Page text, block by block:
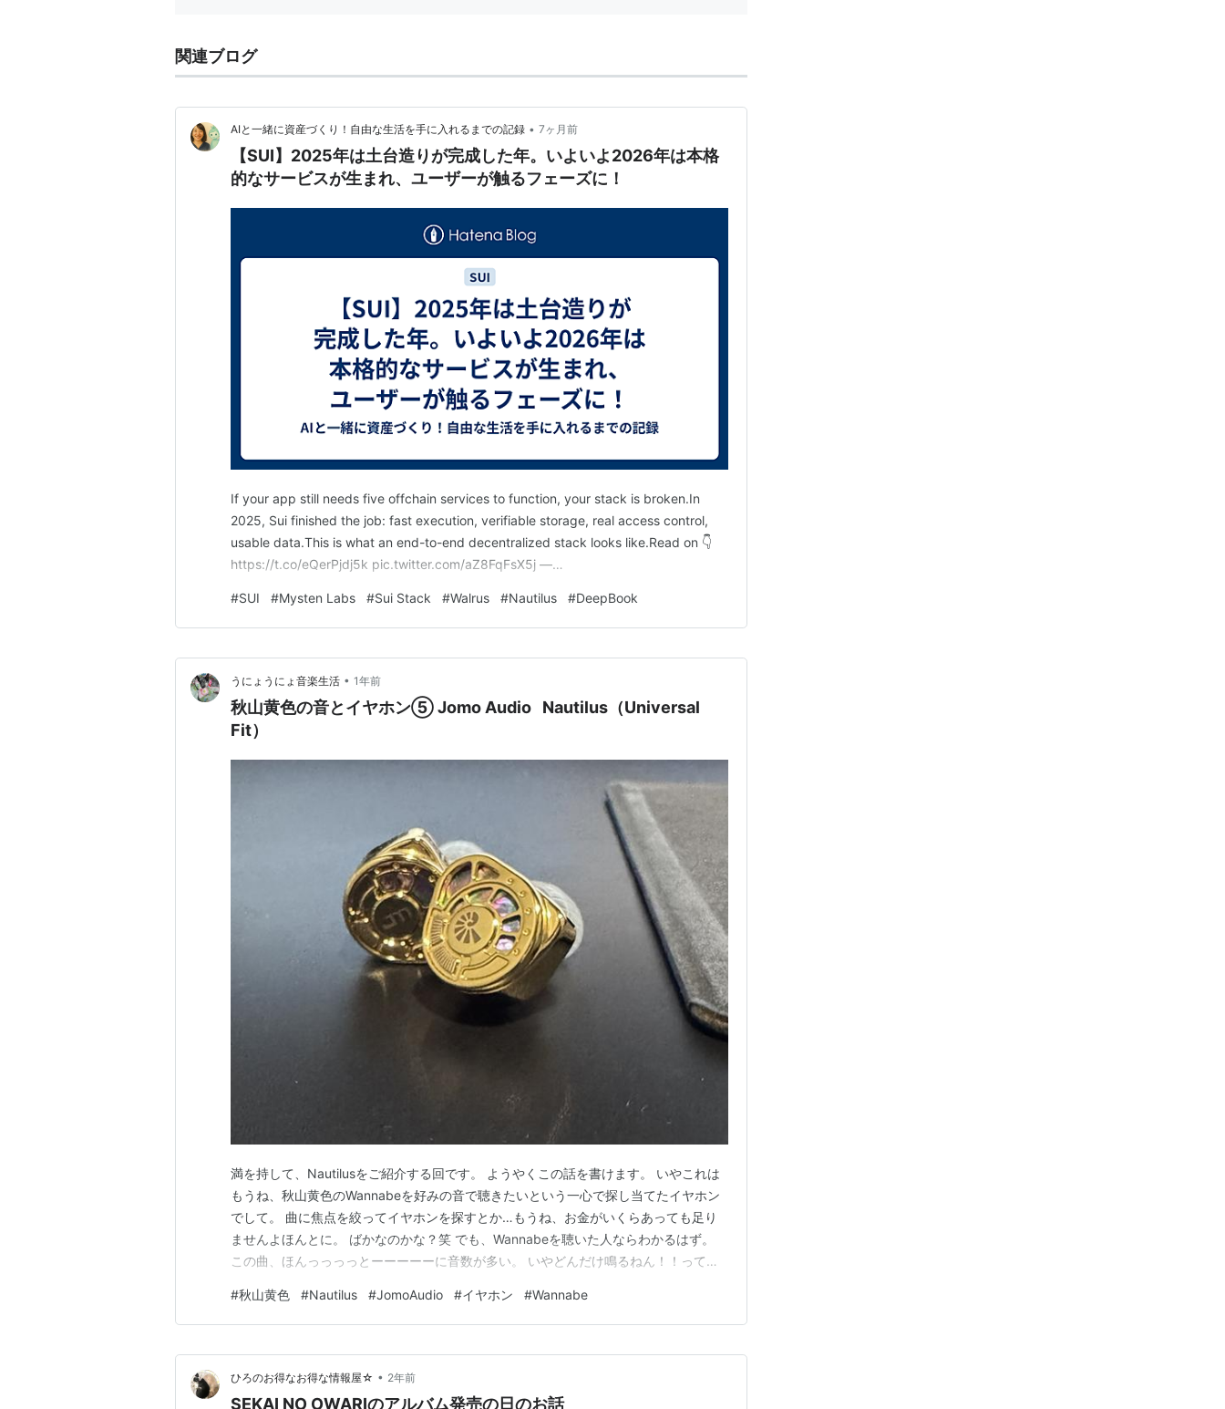
関連ブログ
AIと一緒に資産づくり！自由な生活を手に入れるまでの記録 • 7ヶ月前
【SUI】2025年は土台造りが完成した年。いよいよ2026年は本格
的なサービスが生まれ、ユーザーが触るフェーズに！
If your app still needs five offchain services to function, your stack is broken.In
2025, Sui finished the job: fast execution, verifiable storage, real access control,
usable data.This is what an end-to-end decentralized stack looks like.Read on 👇
https://t.co/eQerPjdj5k pic.twitter.com/aZ8FqFsX5j —…
#SUI #Mysten Labs #Sui Stack #Walrus #Nautilus #DeepBook
うにょうにょ音楽生活 • 1年前
秋山黄色の音とイヤホン⑤ Jomo Audio Nautilus（Universal
Fit）
満を持して、Nautilusをご紹介する回です。 ようやくこの話を書けます。 いやこれは
もうね、秋山黄色のWannabeを好みの音で聴きたいという一心で探し当てたイヤホン
でして。 曲に焦点を絞ってイヤホンを探すとか…もうね、お金がいくらあっても足り
ませんよほんとに。 ばかなのかな？笑 でも、Wannabeを聴いた人ならわかるはず。
この曲、ほんっっっっとーーーーーに音数が多い。 いやどんだけ鳴るねん！！ってツ
ぶん安物イヤホンじゃものすごく残念な鳴りにしかならない。 別にハイレゾ対応を買
えと言っているわけではなく。 （…
#秋山黄色 #Nautilus #JomoAudio #イヤホン #Wannabe
ひろのお得なお得な情報屋☆ • 2年前
SEKAI NO OWARIのアルバム発売の日のお話